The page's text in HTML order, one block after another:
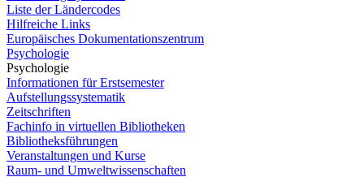
Liste der Ländercodes
Hilfreiche Links
Europäisches Dokumentationszentrum
Psychologie
Psychologie
Informationen für Erstsemester
Aufstellungssystematik
Zeitschriften
Fachinfo in virtuellen Bibliotheken
Bibliotheksführungen
Veranstaltungen und Kurse
Raum- und Umweltwissenschaften